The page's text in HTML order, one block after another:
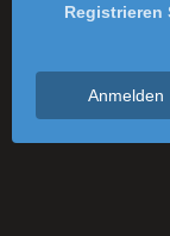
Registrieren
Anmelden